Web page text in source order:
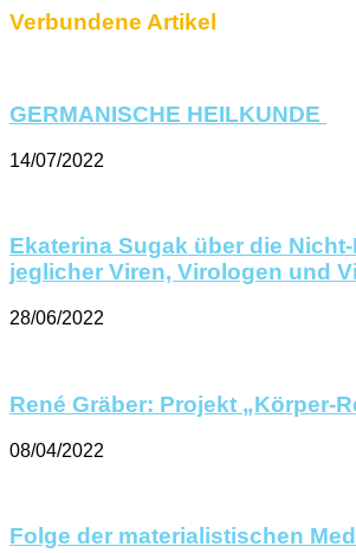
Verbundene Artikel
GERMANISCHE HEILKUNDE
14/07/2022
Ekaterina Sugak über die
jeglicher Viren, Virologen und
28/06/2022
René Gräber: Projekt „Körper-
08/04/2022
Folge der materialistischen